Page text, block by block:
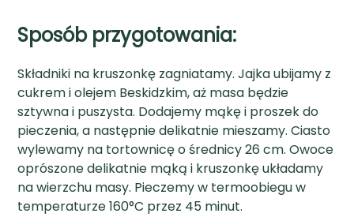
Sposób przygotowania:
Składniki na kruszonkę zagniatamy. Jajka ubijamy z
cukrem i olejem Beskidzkim, aż masa będzie
sztywna i puszysta. Dodajemy mąkę i proszek do
pieczenia, a następnie delikatnie mieszamy. Ciasto
wylewamy na tortownicę o średnicy 26 cm. Owoce
oprószone delikatnie mąką i kruszonkę układamy
na wierzchu masy. Pieczemy w termoobiegu w
temperaturze 160°C przez 45 minut.